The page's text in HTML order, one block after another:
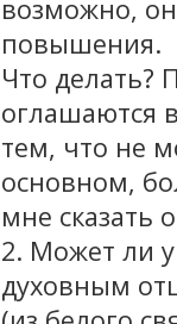
возможно, он
повышения.
Что делать?
оглашаются
тем, что не
основном,
мне сказать
2. Может ли
духовным